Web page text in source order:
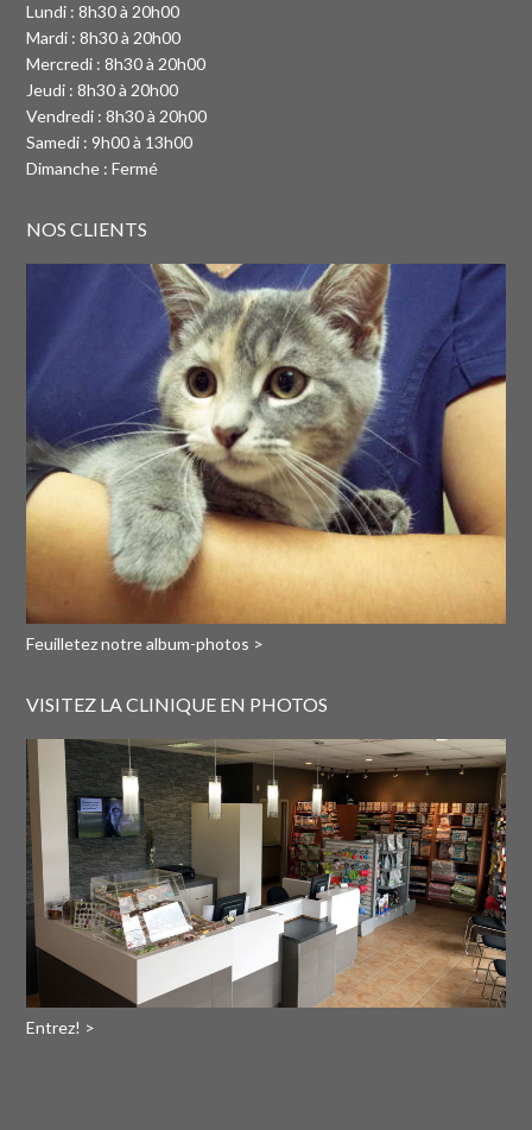
Lundi : 8h30 à 20h00
Mardi : 8h30 à 20h00
Mercredi : 8h30 à 20h00
Jeudi : 8h30 à 20h00
Vendredi : 8h30 à 20h00
Samedi : 9h00 à 13h00
Dimanche : Fermé
NOS CLIENTS
Feuilletez notre album-photos >
VISITEZ LA CLINIQUE EN PHOTOS
Entrez! >